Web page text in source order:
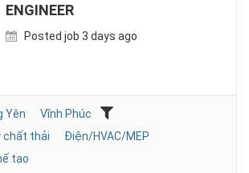
ENGINEER
Posted job 3 days ago
Yên
Vĩnh Phúc
chất thải
Điện/HVAC/MEP
tạo